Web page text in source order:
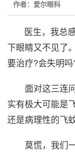
作者：爱尔眼科
医生，我总感
下眼睛又不见了
要治疗?会失明吗
面对这三连问
实有极大可能是
还是病理性的飞
莫慌，我们